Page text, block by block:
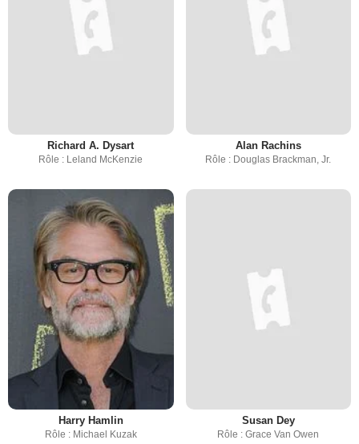
Richard A. Dysart
Rôle : Leland McKenzie
Alan Rachins
Rôle : Douglas Brackman, Jr.
Harry Hamlin
Rôle : Michael Kuzak
Susan Dey
Rôle : Grace Van Owen